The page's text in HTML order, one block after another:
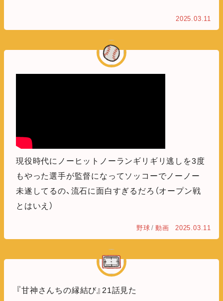
2025.03.11
現役時代にノーヒットノーランギリギリ逃しを3度
もやった選手が監督になってソッコーでノーノー
未遂してるの、流石に面白すぎるだろ（オープン戦
とはいえ）
野球 / 動画 2025.03.11
『甘神さんちの縁結び』21話見た